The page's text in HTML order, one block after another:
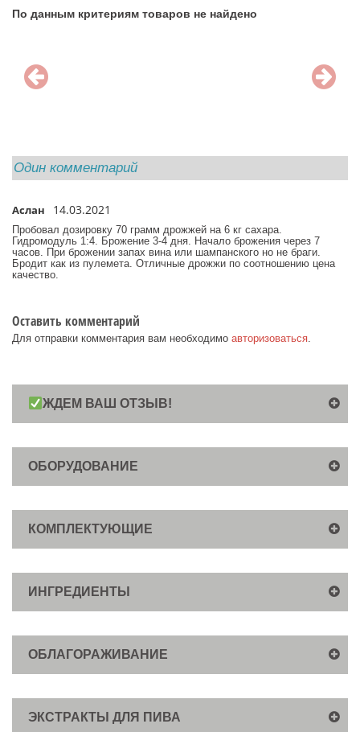
По данным критериям товаров не найдено
Один комментарий
Аслан 14.03.2021
Пробовал дозировку 70 грамм дрожжей на 6 кг сахара.
Гидромодуль 1:4. Брожение 3-4 дня. Начало брожения через 7
часов. При брожении запах вина или шампанского но не браги.
Бродит как из пулемета. Отличные дрожжи по соотношению цена
качество.
Оставить комментарий
Для отправки комментария вам необходимо авторизоваться.
ЖДЕМ ВАШ ОТЗЫВ!
ОБОРУДОВАНИЕ
КОМПЛЕКТУЮЩИЕ
ИНГРЕДИЕНТЫ
ОБЛАГОРАЖИВАНИЕ
ЭКСТРАКТЫ ДЛЯ ПИВА